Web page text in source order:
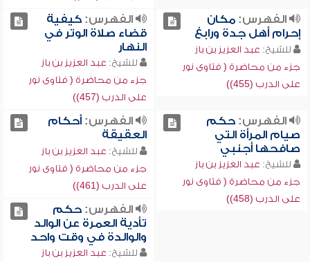
الفهرس:مكان
إحرام أهل جدة ورابغ
للشيخ: عبد العزيز بن باز
جزء من محاضرة ( فتاوى نور
على الدرب (455))
الفهرس:كيفية
قضاء صلاة الوتر في
النهار
للشيخ: عبد العزيز بن باز
جزء من محاضرة ( فتاوى نور
على الدرب (457))
الفهرس:حكم
صيام المرأة التي
صافحها أجنبي
للشيخ: عبد العزيز بن باز
جزء من محاضرة ( فتاوى نور
على الدرب (458))
الفهرس:أحكام
العقيقة
للشيخ: عبد العزيز بن باز
جزء من محاضرة ( فتاوى نور
على الدرب (461))
الفهرس:حكم
تأدية العمرة عن الوالد
والوالدة في وقت واحد
للشيخ: عبد العزيز بن باز